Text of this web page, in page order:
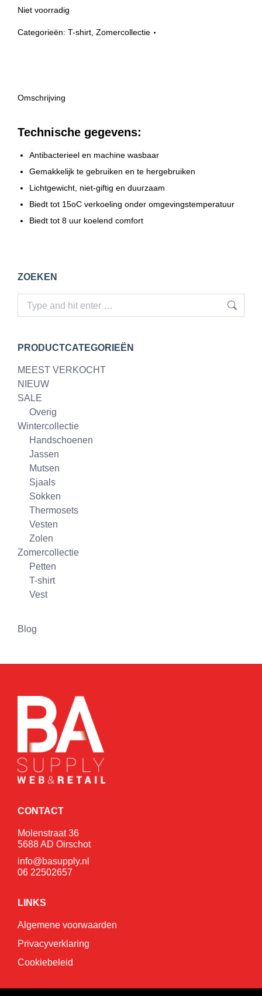
Niet voorradig
Categorieën: T-shirt Zomercollectie
Omschrijving
Technische gegevens:
Antibacterieel en machine wasbaar
Gemakkelijk te gebruiken en te hergebruiken
Lichtgewicht, niet-giftig en duurzaam
Biedt tot 15oC verkoeling onder omgevingstemperatuur
Biedt tot 8 uur koelend comfort
ZOEKEN
PRODUCTCATEGORIEËN
MEEST VERKOCHT
NIEUW
SALE
Overig
Wintercollectie
Handschoenen
Jassen
Mutsen
Sjaals
Sokken
Thermosets
Vesten
Zolen
Zomercollectie
Petten
T-shirt
Vest
Blog
CONTACT
Molenstraat 36
5688 AD Oirschot
info@basupply.nl
06 22502657
LINKS
Algemene voorwaarden
Privacyverklaring
Cookiebeleid